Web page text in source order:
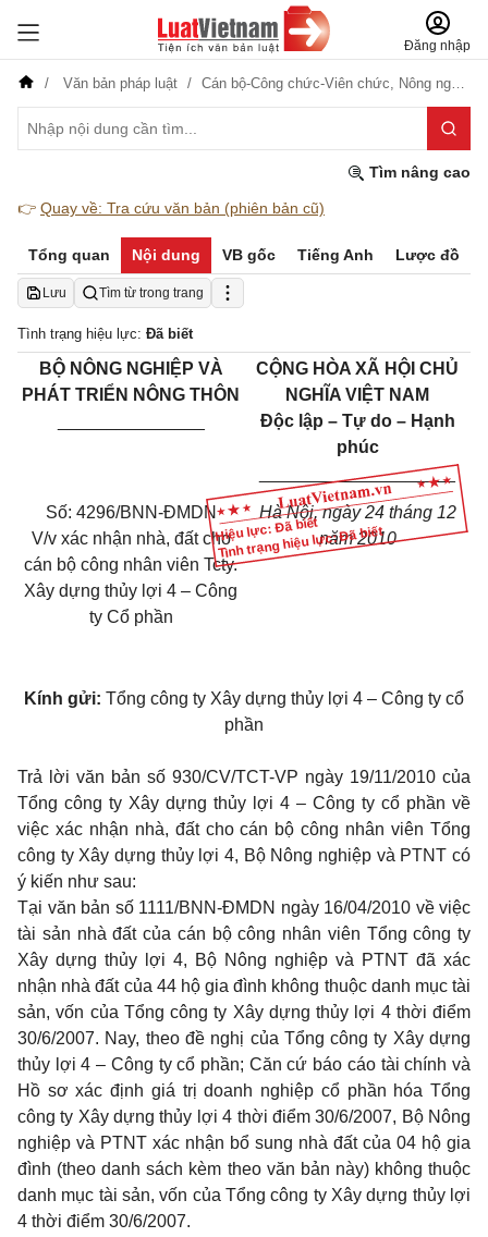
Đăng nhập
Văn bản pháp luật Cán bộ-Công chức-Viên chức, Nông nghiệp-Lâm nghiệp
Tìm nâng cao
👉 Quay về: Tra cứu văn bản (phiên bản cũ)
Tổng quan Nội dung VB gốc Tiếng Anh Lược đồ
Lưu Tìm từ trong trang
Tình trạng hiệu lực: Đã biết
Hiệu lực: Đã biết
Tình trạng hiệu lực: Đã biết
BỘ NÔNG NGHIỆP VÀ
PHÁT TRIỂN NÔNG THÔN
CỘNG HÒA XÃ HỘI CHỦ
NGHĨA VIỆT NAM
Độc lập – Tự do – Hạnh
phúc
____________________
Số: 4296/BNN-ĐMDN
V/v xác nhận nhà, đất cho
cán bộ công nhân viên Tcty.
Xây dựng thủy lợi 4 – Công
ty Cổ phần
Hà Nội, ngày 24 tháng 12
năm 2010
Kính gửi: Tổng công ty Xây dựng thủy lợi 4 – Công ty cổ
phần
Trả lời văn bản số 930/CV/TCT-VP ngày 19/11/2010 của
Tổng công ty Xây dựng thủy lợi 4 – Công ty cổ phần về
việc xác nhận nhà, đất cho cán bộ công nhân viên Tổng
công ty Xây dựng thủy lợi 4, Bộ Nông nghiệp và PTNT có
ý kiến như sau:
Tại văn bản số 1111/BNN-ĐMDN ngày 16/04/2010 về việc
tài sản nhà đất của cán bộ công nhân viên Tổng công ty
Xây dựng thủy lợi 4, Bộ Nông nghiệp và PTNT đã xác
nhận nhà đất của 44 hộ gia đình không thuộc danh mục tài
sản, vốn của Tổng công ty Xây dựng thủy lợi 4 thời điểm
30/6/2007. Nay, theo đề nghị của Tổng công ty Xây dựng
thủy lợi 4 – Công ty cổ phần; Căn cứ báo cáo tài chính và
Hồ sơ xác định giá trị doanh nghiệp cổ phần hóa Tổng
công ty Xây dựng thủy lợi 4 thời điểm 30/6/2007, Bộ Nông
nghiệp và PTNT xác nhận bổ sung nhà đất của 04 hộ gia
đình (theo danh sách kèm theo văn bản này) không thuộc
danh mục tài sản, vốn của Tổng công ty Xây dựng thủy lợi
4 thời điểm 30/6/2007.